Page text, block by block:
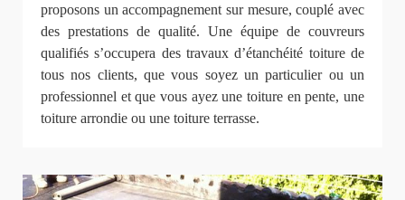
proposons un accompagnement sur mesure, couplé avec
des prestations de qualité. Une équipe de couvreurs
qualifiés s’occupera des travaux d’étanchéité toiture de
tous nos clients, que vous soyez un particulier ou un
professionnel et que vous ayez une toiture en pente, une
toiture arrondie ou une toiture terrasse.